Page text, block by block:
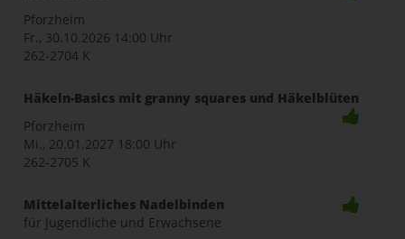
Pforzheim
Fr., 30.10.2026 14:00 Uhr
262-2704 K
Häkeln-Basics mit granny squares und Häkelblüten
Pforzheim
Mi., 20.01.2027 18:00 Uhr
262-2705 K
Mittelalterliches Nadelbinden
für Jugendliche und Erwachsene